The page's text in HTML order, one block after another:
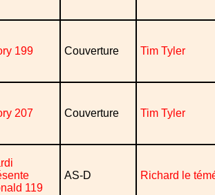
199 Couverture Tim Tyler
207 Couverture Tim Tyler
119
AS-D Richard le